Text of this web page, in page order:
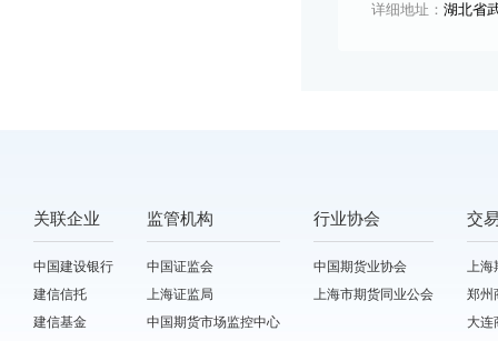
详细地址： 湖北省
关联企业
中国建设银行
建信信托
建信基金
监管机构
中国证监会
上海证监局
中国期货市场监控中心
行业协会
中国期货业协会
上海市期货同业公会
交
上海
郑州
大连